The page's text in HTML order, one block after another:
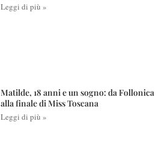
Leggi di più »
Matilde, 18 anni e un sogno: da Follonica
alla finale di Miss Toscana
Leggi di più »